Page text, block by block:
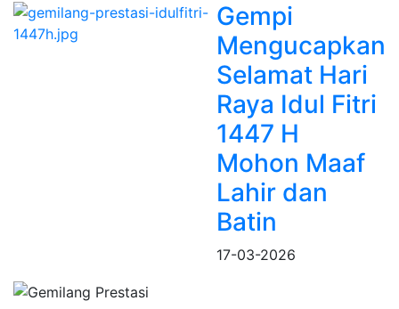
Gempi
Mengucapkan
Selamat Hari
Raya Idul Fitri
1447 H
Mohon Maaf
Lahir dan
Batin
17-03-2026